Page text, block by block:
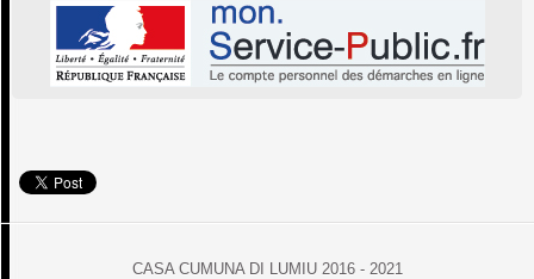
CASA CUMUNA DI LUMIU 2016 - 2021